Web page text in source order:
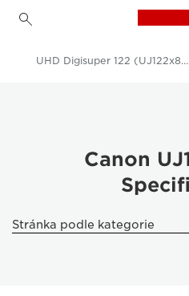
Canon UJ122x8.2B - Canon UK
UHD Digisuper 122 (UJ122x8.2B) - Specifications -
Canon
Stránka podle kategorie